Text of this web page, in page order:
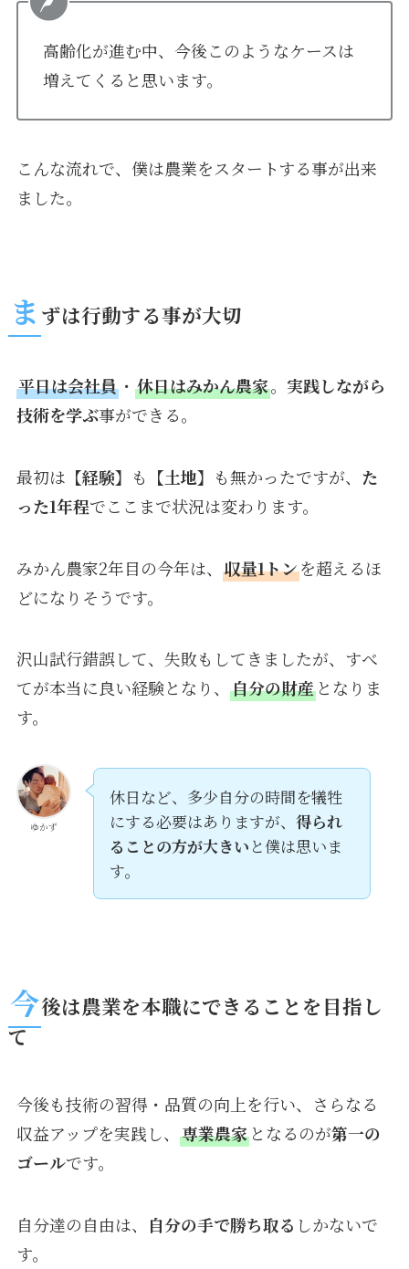
高齢化が進む中、今後このようなケースは
増えてくると思います。
こんな流れで、僕は農業をスタートする事が出来
ました。
ま ずは行動する事が大切
平日は会社員・ 休日はみかん農家。 実践しながら
技術を学ぶ事ができる。
最初は 【経験】 も 【土地】 も無かったですが、 た
った1年程でここまで状況は変わります。
みかん農家2年目の今年は、 収量1トンを超えるほ
どになりそうです。
沢山試行錯誤して、失敗もしてきましたが、すべ
てが本当に良い経験となり、 自分の財産となりま
す。
ゆかず
休日など、多少自分の時間を犠牲
にする必要はありますが、 得られ
ることの方が大きい と僕は思いま
す。
今後は農業を本職にできることを目指し
て
今後も技術の習得・品質の向上を行い、さらなる
収益アップを実践し、 専業農家となるのが第一の
ゴールです。
自分達の自由は、 自分の手で勝ち取る しかないで
す。